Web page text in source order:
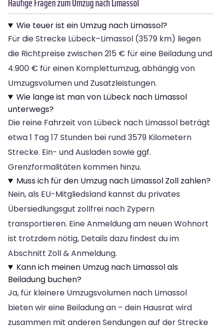
Wie teuer ist ein Umzug nach Limassol?
Für die Strecke Lübeck–Limassol (3579 km) liegen
die Richtpreise zwischen 215 € für eine Beiladung und
4.900 € für einen Komplettumzug, abhängig von
Umzugsvolumen und Zusatzleistungen.
Wie lange ist man von Lübeck nach Limassol
unterwegs?
Die reine Fahrzeit von Lübeck nach Limassol beträgt
etwa 1 Tag 17 Stunden bei rund 3579 Kilometern
Strecke. Ein- und Ausladen sowie ggf.
Grenzformalitäten kommen hinzu.
Muss ich für den Umzug nach Limassol Zoll zahlen?
Nein, als EU-Mitgliedsland kannst du privates
Übersiedlungsgut zollfrei nach Zypern
transportieren. Eine Anmeldung am neuen Wohnort
ist trotzdem nötig, Details dazu findest du im
Abschnitt Zoll & Anmeldung.
Kann ich meinen Umzug nach Limassol als
Beiladung buchen?
Ja, für kleinere Umzugsvolumen nach Limassol
bieten wir eine Beiladung an – dein Hausrat wird
zusammen mit anderen Sendungen auf der Strecke